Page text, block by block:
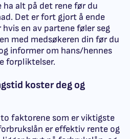
ha alt på det rene før du
Det er fort gjort å ende
en av partene føler seg
med medsøkeren din før du
informer om hans/hennes
forpliktelser.
koster deg og
faktorene som er viktigste
er effektiv rente og